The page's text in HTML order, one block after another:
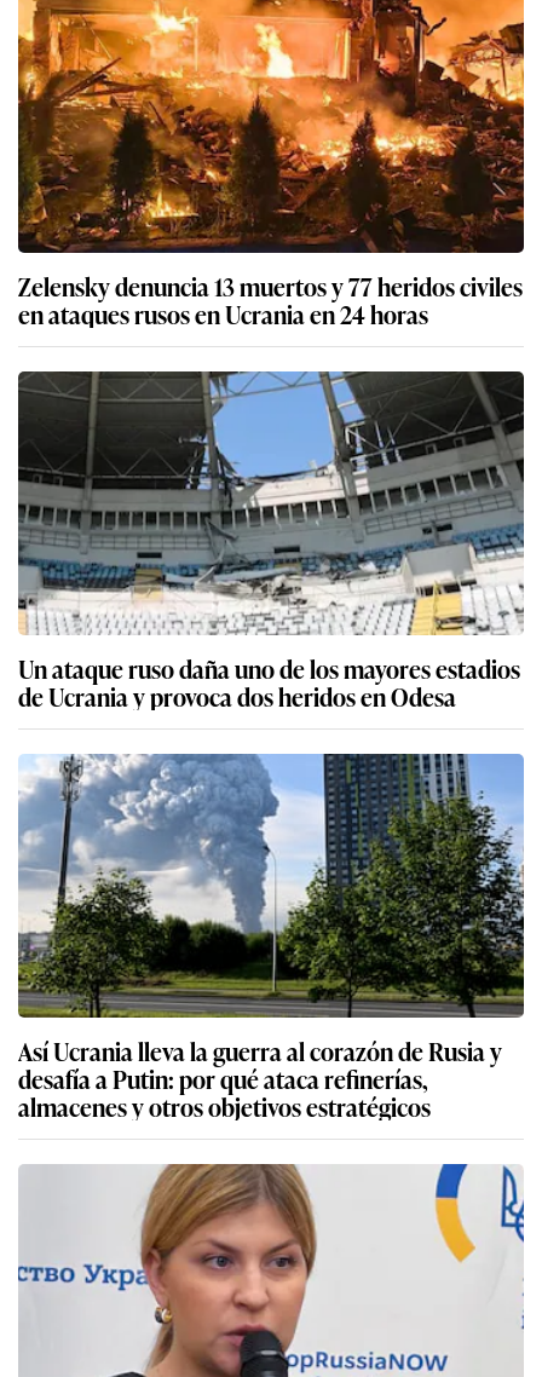
Zelensky denuncia 13 muertos y 77 heridos civiles
en ataques rusos en Ucrania en 24 horas
Un ataque ruso daña uno de los mayores estadios
de Ucrania y provoca dos heridos en Odesa
Así Ucrania lleva la guerra al corazón de Rusia y
desafía a Putin: por qué ataca refinerías,
almacenes y otros objetivos estratégicos